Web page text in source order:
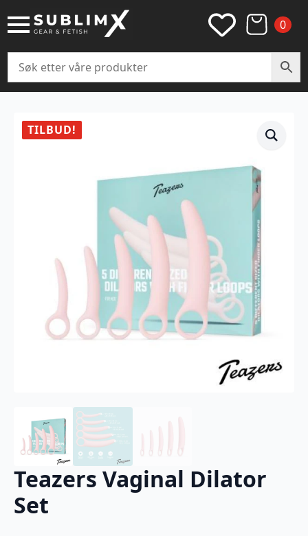
0
TILBUD!
Teazers Vaginal Dilator
Set